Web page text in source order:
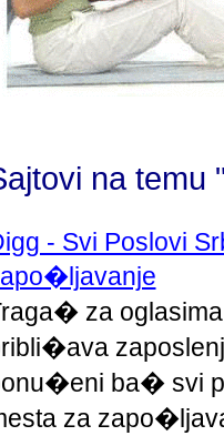
na temu
- Svi Poslovi
za
ba� svi
za